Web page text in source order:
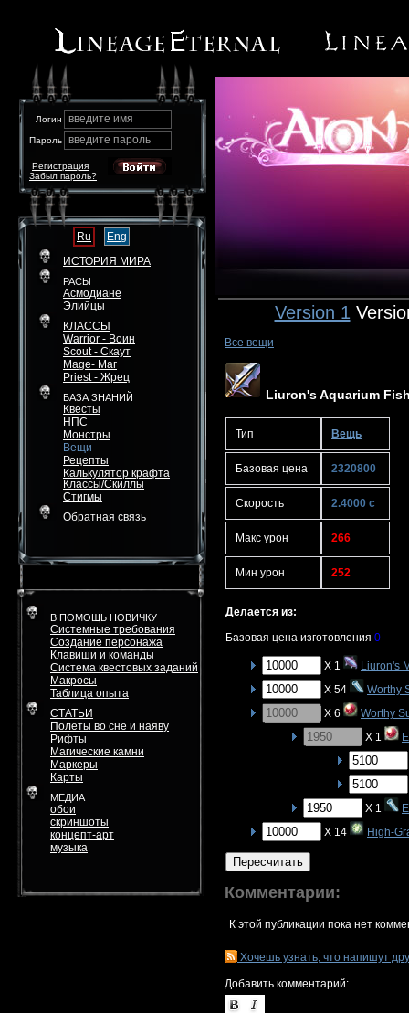
Логин введите имя
Пароль введите пароль
Забыл пароль?
Регистрация
Ru
Eng
ИСТОРИЯ МИРА
РАСЫ
Асмодиане
Элийцы
КЛАССЫ
Warrior - Воин
Scout - Скаут
Mage- Маг
Priest - Жрец
БАЗА ЗНАНИЙ
Квесты
НПС
Монстры
Вещи
Рецепты
Калькулятор крафта
Классы/Скиллы
Стигмы
Обратная связь
В ПОМОЩЬ НОВИЧКУ
Системные требования
Создание персонажа
Клавиши и команды
Система квестовых заданий
Макросы
Таблица опыта
СТАТЬИ
Полеты во сне и наяву
Рифты
Магические камни
Маркеры
Карты
МЕДИА
обои
скриншоты
концепт-арт
музыка
Version 1
Все вещи
Liuron's Aquarium
Тип Вещь
Базовая цена 2320800
Скорость 2.4000 с
Макс урон 266
Мин урон 252
Делается из:
Базовая цена изготовления 0
X 1
Liuron's
X 54
Worthy
X 6
Worthy
X 1
X 1
X 14
High-
Пересчитать
Комментарии:
К этой публикации пока нет
Хочешь узнать, что напишут
Добавить комментарий: